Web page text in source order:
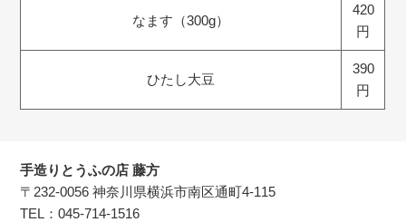
なます（300g）
420
円
ひたし大豆
390
円
手造りとうふの店 藤方
〒232-0056 神奈川県横浜市南区通町4-115
TEL：045-714-1516